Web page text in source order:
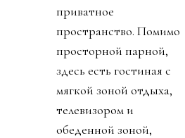
приватное
пространство. Помимо
просторной парной,
здесь есть гостиная с
мягкой зоной отдыха,
телевизором и
обеденной зоной,